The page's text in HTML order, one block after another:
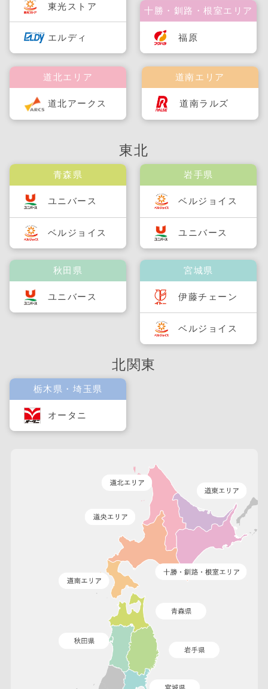
東光ストア
エルディ
道南エリア
道南ラルズ
道北エリア
道北アークス
十勝・釧路・根室エリア
福原
東北
青森県
ユニバース
ベルジョイス
秋田県
ユニバース
岩手県
ベルジョイス
ユニバース
宮城県
伊藤チェーン
ベルジョイス
北関東
栃木県・埼玉県
オータニ